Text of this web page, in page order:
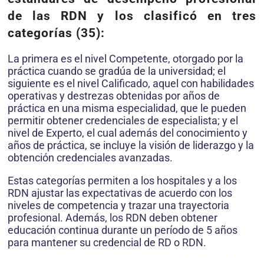
de las RDN y los clasificó en tres
categorías (35):
La primera es el nivel Competente, otorgado por la
práctica cuando se gradúa de la universidad; el
siguiente es el nivel Calificado, aquel con habilidades
operativas y destrezas obtenidas por años de
práctica en una misma especialidad, que le pueden
permitir obtener credenciales de especialista; y el
nivel de Experto, el cual además del conocimiento y
años de práctica, se incluye la visión de liderazgo y la
obtención credenciales avanzadas.
Estas categorías permiten a los hospitales y a los
RDN ajustar las expectativas de acuerdo con los
niveles de competencia y trazar una trayectoria
profesional. Además, los RDN deben obtener
educación continua durante un período de 5 años
para mantener su credencial de RD o RDN.